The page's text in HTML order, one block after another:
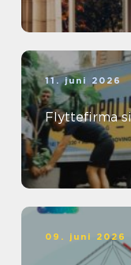
11. juni 2026
Flyttefirma
09. juni 2026